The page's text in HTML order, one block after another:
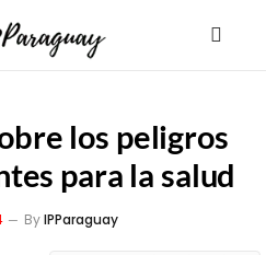
los peligros
para la salud
ByIPParaguay